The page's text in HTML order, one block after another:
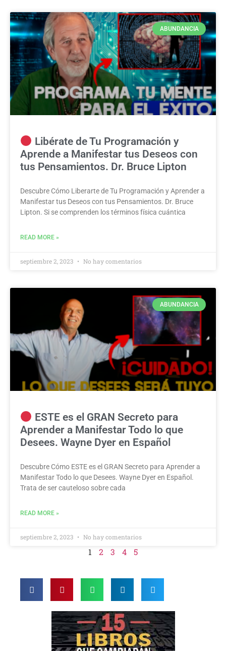
ABUNDANCIA
Libérate de Tu Programación y
Aprende a Manifestar tus Deseos con
tus Pensamientos. Dr. Bruce Lipton
Descubre Cómo Liberarte de Tu Programación y Aprender a
Manifestar tus Deseos con tus Pensamientos. Dr. Bruce
Lipton. Si se comprenden los términos física cuántica
READ MORE »
septiembre 2, 2023 No hay comentarios
ABUNDANCIA
ESTE es el GRAN Secreto para
Aprender a Manifestar Todo lo que
Desees. Wayne Dyer en Español
Descubre Cómo ESTE es el GRAN Secreto para Aprender a
Manifestar Todo lo que Desees. Wayne Dyer en Español.
Trata de ser cauteloso sobre cada
READ MORE »
septiembre 2, 2023 No hay comentarios
1 2 3 4 5